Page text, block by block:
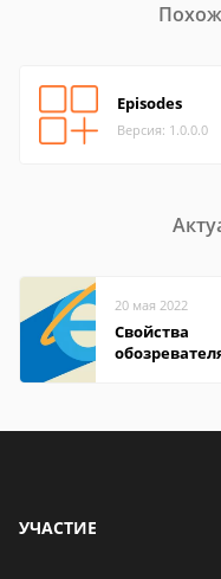
Episodes
Версия: 1.0.0.0
20 мая 2022
Свойства
УЧАСТИЕ